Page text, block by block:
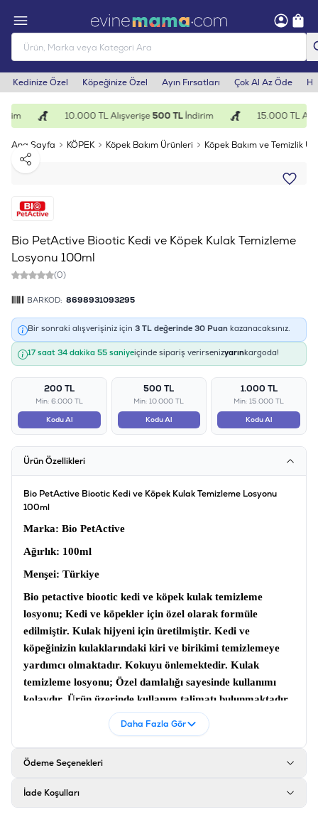
Kedinize Özel Köpeğinize Özel Ayın Fırsatları Çok Al Az Öde
10.000 TL Alışverişe500 TLİndirim 15.000 TL
Ana Sayfa KÖPEK Köpek Bakım Ürünleri
Köpek Bakım ve Temizlik
Paylaş
Bio PetActive Biootic Kedi ve Köpek Kulak Temizleme
Losyonu 100ml
(0)
BARKOD: 8698931093295
Bir sonraki alışverişiniz için 3 TL değerinde 30 Puan kazanacaksınız.
17 saat 34 dakika 55 saniyeiçinde sipariş verirsenizyarınkargoda!
200 TL
Min: 6.000 TL
Kodu Al
500 TL
Min: 10.000 TL
Kodu Al
1.000 TL
Min: 15.000 TL
Kodu Al
Ürün Özellikleri
Bio PetActive Biootic Kedi ve Köpek Kulak Temizleme Losyonu
100ml
Marka: Bio PetActive
Ağırlık: 100ml
Menşei: Türkiye
Bio petactive biootic kedi ve köpek kulak temizleme
losyonu; Kedi ve köpekler için özel olarak formüle
edilmiştir. Kulak hijyeni için üretilmiştir. Kedi ve
köpeğinizin kulaklarındaki kiri ve birikimi temizlemeye
yardımcı olmaktadır. Kokuyu önlemektedir. Kulak
temizleme losyonu; Özel damlalığı sayesinde kullanımı
kolaydır. Ürün üzerinde kullanım talimatı bulunmaktadır.
:
8698931093295
Daha Fazla Gör
Ödeme Seçenekleri
İade Koşulları